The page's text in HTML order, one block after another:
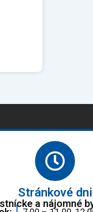
Stránkové dni
a nájomné